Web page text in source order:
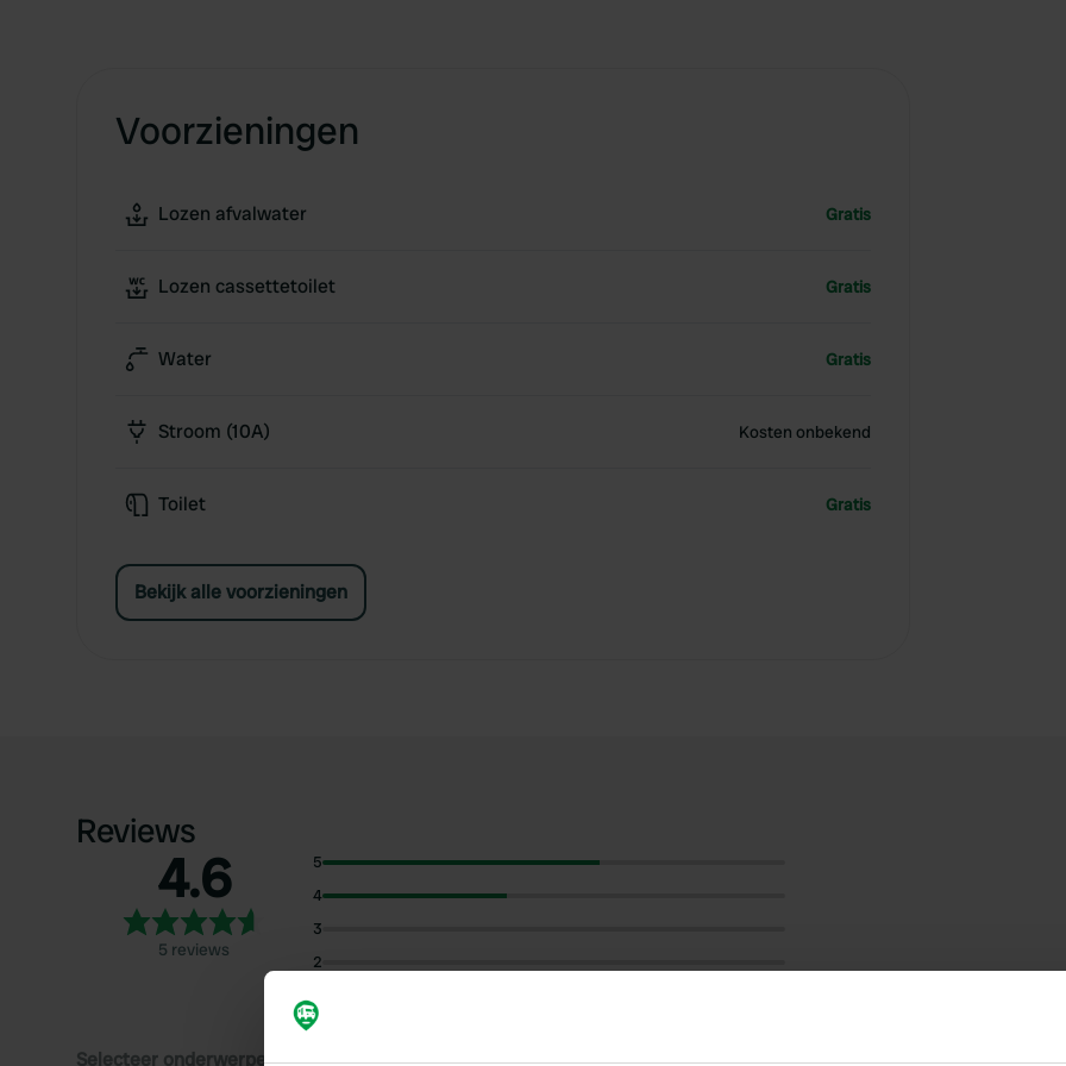
Voorzieningen
Lozen afvalwater Gratis
Lozen cassettetoilet Gratis
Water Gratis
Stroom (10A) Kosten onbekend
Toilet Gratis
Bekijk alle voorzieningen
Reviews
4.6
5 reviews
5
4
3
2
Selecteer onderwerpen om reviews over te lezen: